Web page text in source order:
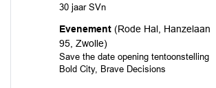
30 jaar SVn
Evenement (Rode Hal, Hanzelaan
95, Zwolle)
Save the date opening tentoonstelling
Bold City, Brave Decisions
donderdag 10 september 2026